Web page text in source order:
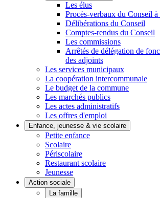
Les élus
Procès-verbaux du Conseil
Délibérations du Conseil
Comptes-rendus du Conseil
Les commissions
Arrêtés de délégation de
des adjoints
Les services municipaux
La coopération intercommunale
Le budget de la commune
Les marchés publics
Les actes administratifs
Les offres d'emploi
Enfance, jeunesse & vie scolaire
Petite enfance
Scolaire
Périscolaire
Restaurant scolaire
Jeunesse
Action sociale
La famille